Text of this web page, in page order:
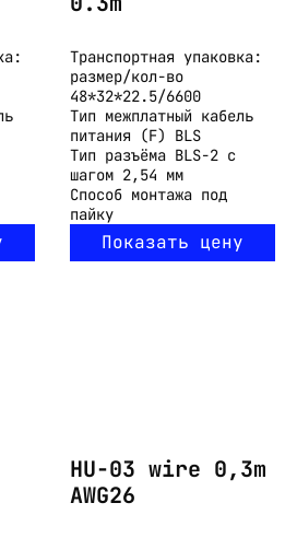
Транспортная упаковка:
размер/кол-во
48*32*22.5/6600
Тип межплатный кабель
питания (F) BLS
Тип разъёма BLS-2 с
шагом 2,54 мм
Способ монтажа под
пайку
Показать цену
HU-03 wire 0,3m
AWG26